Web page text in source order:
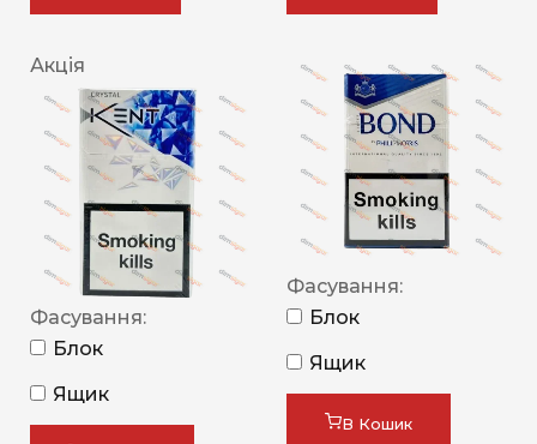
Акція
Фасування:
Блок
Ящик
Фасування:
Блок
Ящик
В Кошик